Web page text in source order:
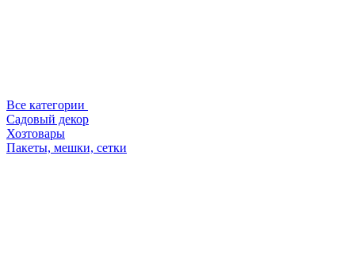
Все категории
Садовый декор
Хозтовары
Пакеты, мешки, сетки